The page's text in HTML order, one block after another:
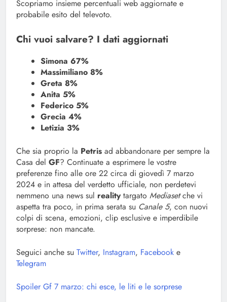
Scopriamo insieme percentuali web aggiornate e
probabile esito del televoto.
Chi vuoi salvare? I dati aggiornati
Simona 67%
Massimiliano 8%
Greta 8%
Anita 5%
Federico 5%
Grecia 4%
Letizia 3%
Che sia proprio la Petris ad abbandonare per sempre la
Casa del GF? Continuate a esprimere le vostre
preferenze fino alle ore 22 circa di giovedì 7 marzo
2024 e in attesa del verdetto ufficiale, non perdetevi
nemmeno una news sul realitytargato Mediasetche vi
aspetta tra poco, in prima serata su Canale 5, con nuovi
colpi di scena, emozioni, clip esclusive e imperdibile
sorprese: non mancate.
Seguici anche su Twitter, Instagram, Facebook e
Telegram
Spoiler Gf 7 marzo: chi esce, le liti e le sorprese